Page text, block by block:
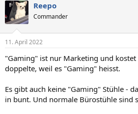
k
t
i
e
:
Reepo
Commander
11. April 2022
"Gaming" ist nur Marketing und kostet
doppelte, weil es "Gaming" heisst.
Es gibt auch keine "Gaming" Stühle -
in bunt. Und normale Bürostühle sind